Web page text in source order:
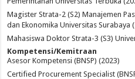
Magister Strata-2 (S2) Manajemen
dan Ekonomika Universitas Surabaya
Mahasiswa Doktor Strata-3 (S3)
Kompetensi/Kemitraan
Asesor Kompetensi (BNSP) (2023)
Certified Procurement Specialist